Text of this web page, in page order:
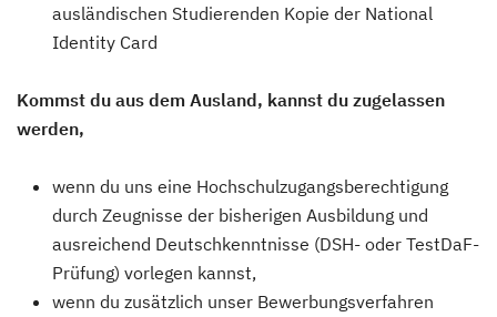
ausländischen Studierenden Kopie der National
Identity Card
Kommst du aus dem Ausland, kannst du zugelassen
werden,
wenn du uns eine Hochschulzugangsberechtigung
durch Zeugnisse der bisherigen Ausbildung und
ausreichend Deutschkenntnisse (DSH- oder TestDaF-
Prüfung) vorlegen kannst,
wenn du zusätzlich unser Bewerbungsverfahren